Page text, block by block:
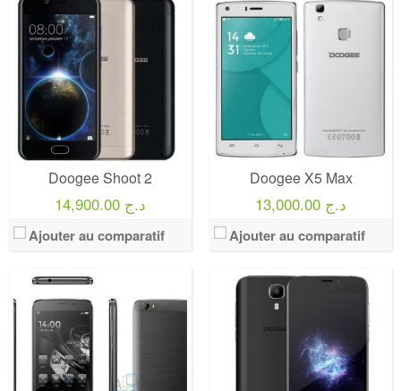
Doogee Shoot 2
14,900.00 د.ج
Ajouter au comparatif
Doogee X5 Max
13,000.00 د.ج
Ajouter au comparatif